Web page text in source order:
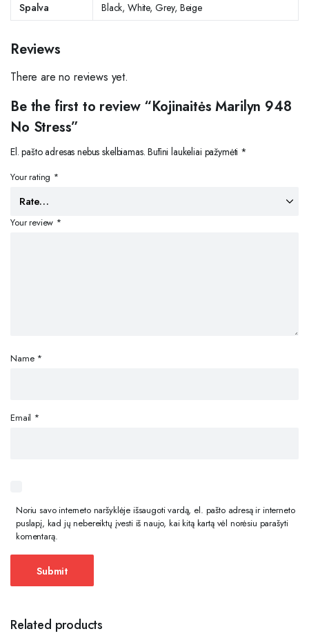
Spalva
Black, White, Grey, Beige
Reviews
There are no reviews yet.
Be the first to review “Kojinaitės Marilyn 948
No Stress”
El. pašto adresas nebus skelbiamas. Būtini laukeliai pažymėti *
Your rating *
Your review *
Name *
Email *
Noriu savo interneto naršyklėje išsaugoti vardą, el. pašto adresą ir interneto
puslapį, kad jų nebereiktų įvesti iš naujo, kai kitą kartą vėl norėsiu parašyti
komentarą.
Related products